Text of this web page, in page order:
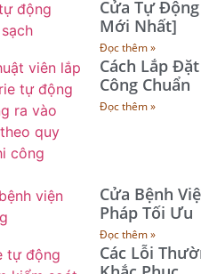
Cửa Tự
Mới Nhất]
Đọc thêm »
Cách Lắp
Công Chuẩn
Đọc thêm »
Cửa Bệnh
Pháp Tối Ưu
Đọc thêm »
Các Lỗi